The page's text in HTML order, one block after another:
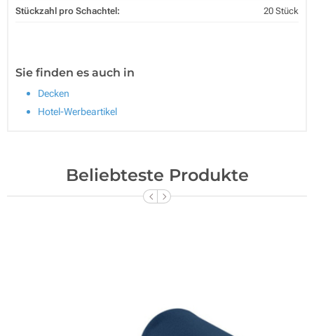
Stückzahl pro Schachtel: 20 Stück
Sie finden es auch in
Decken
Hotel-Werbeartikel
Beliebteste Produkte